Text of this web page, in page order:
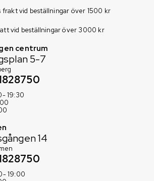
frakt vid beställningar över 1500 kr
vid beställningar över 3000 kr
centrum
5-7
19:30
14
19:00